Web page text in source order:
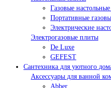
Газовые
Портативные
Электрические
Электрогазовые плиты
De Luxe
GEFEST
Сантехника для уютного
Аксессуары для ванной
Abber